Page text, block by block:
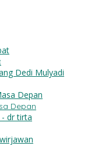
Depan